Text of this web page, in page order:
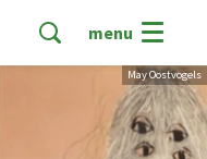
menu
May Oostvogels